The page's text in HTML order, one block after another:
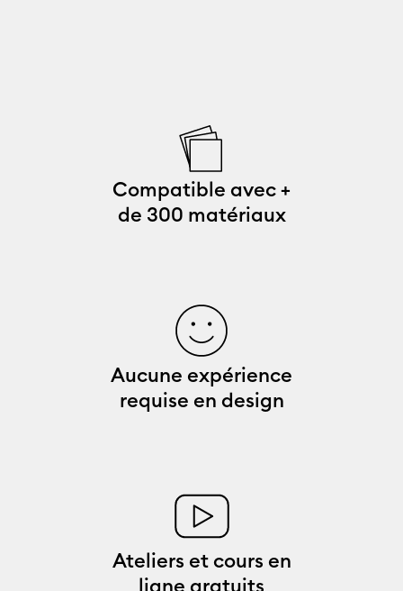
Compatible avec +
de 300 matériaux
Aucune expérience
requise en design
Ateliers et cours en
ligne gratuits